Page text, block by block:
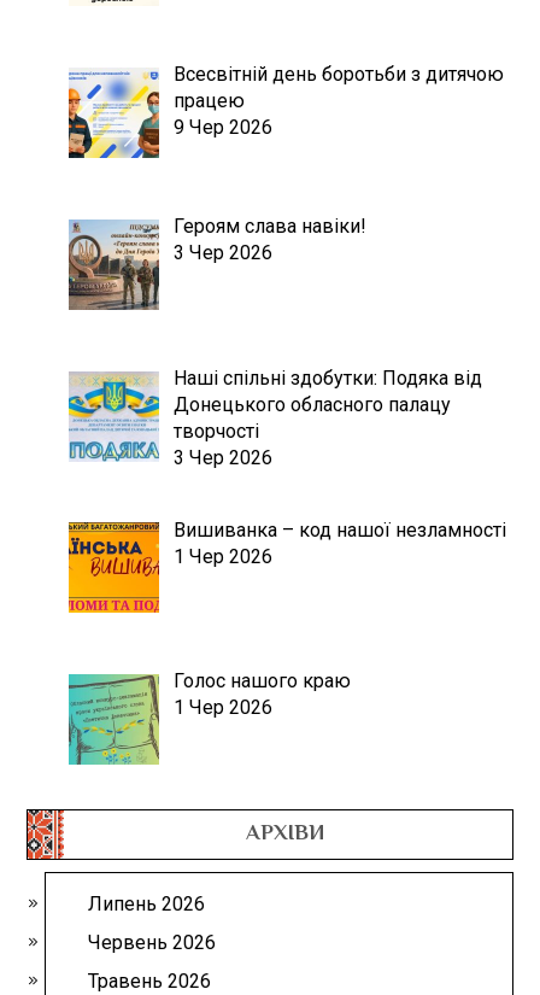
Всесвітній день боротьби з дитячою
працею
9 Чер 2026
Героям слава навіки!
3 Чер 2026
Наші спільні здобутки: Подяка від
Донецького обласного палацу
творчості
3 Чер 2026
Вишиванка – код нашої незламності
1 Чер 2026
Голос нашого краю
1 Чер 2026
АРХІВИ
Липень 2026
Червень 2026
Травень 2026